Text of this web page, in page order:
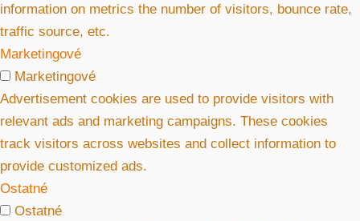
information on metrics the number of visitors, bounce rate,
traffic source, etc.
Marketingové
Marketingové
Advertisement cookies are used to provide visitors with
relevant ads and marketing campaigns. These cookies
track visitors across websites and collect information to
provide customized ads.
Ostatné
Ostatné